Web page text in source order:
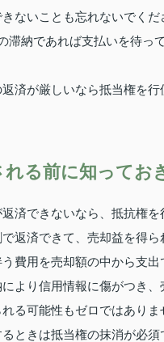
ないことも忘れないでくだ
滞納であれば支払いを待っ
済が厳しいなら抵当権を
れる前に知ってお
済できないなら、抵抗権
返済できて、売却益を得ら
費用を売却額の中から支出
より信用情報に傷がつき
る可能性もゼロではありま
ときは抵当権の抹消が必須